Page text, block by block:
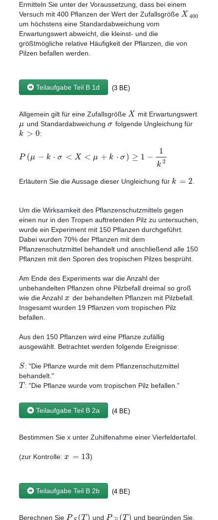
Ermitteln Sie unter der Voraussetzung, dass bei einem
Versuch mit 400 Pflanzen der Wert der Zufallsgröße X400
um höchstens eine Standardabweichung vom
Erwartungswert abweicht, die kleinst- und die
größtmögliche relative Häufigkeit der Pflanzen, die von
Pilzen befallen werden.
Teilaufgabe Teil B 1d (3 BE)
Allgemein gilt für eine Zufallsgröße X mit Erwartungswert
μ und Standardabweichung σ folgende Ungleichung für
k > 0:
P (μ − k ⋅ σ < X < μ + k ⋅σ) ≥ 1 − 1
k2
Erläutern Sie die Aussage dieser Ungleichung für k =2
Um die Wirksamkeit des Pflanzenschutzmittels gegen
einen nur in den Tropen auftretenden Pilz zu untersuchen,
wurde ein Experiment mit 150 Pflanzen durchgeführt.
Dabei wurden 70% der Pflanzen mit dem
Pflanzenschutzmittel behandelt und anschließend alle 150
Pflanzen mit den Sporen des tropischen Pilzes besprüht.
Am Ende des Experiments war die Anzahl der
unbehandelten Pflanzen ohne Pilzbefall dreimal so groß
wie die Anzahl x der behandelten Pflanzen mit Pilzbefall.
Insgesamt wurden 19 Pflanzen vom tropischen Pilz
befallen.
Aus den 150 Pflanzen wird eine Pflanze zufällig
ausgewählt. Betrachtet werden folgende Ereignisse:
S: "Die Pflanze wurde mit dem Pflanzenschutzmittel
behandelt."
T: "Die Pflanze wurde vom tropischen Pilz befallen."
Teilaufgabe Teil B 2a (4 BE)
Bestimmen Sie x unter Zuhilfenahme einer Vierfeldertafel.
(zur Kontrolle: x = 13)
Teilaufgabe Teil B 2b (4 BE)
Berechnen Sie P (T) und P−−(T) und begründen Sie,